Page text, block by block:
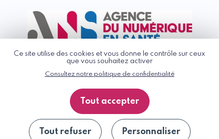
Ce site utilise des cookies et vous donne le contrôle sur ceux
que vous souhaitez activer
Consultez notre politique de confidentialité
Tout accepter
Tout refuser Personnaliser
© G_NIUS 2026
Politique de confidentialité
Accessibilité : partiellement conforme
Plan du site